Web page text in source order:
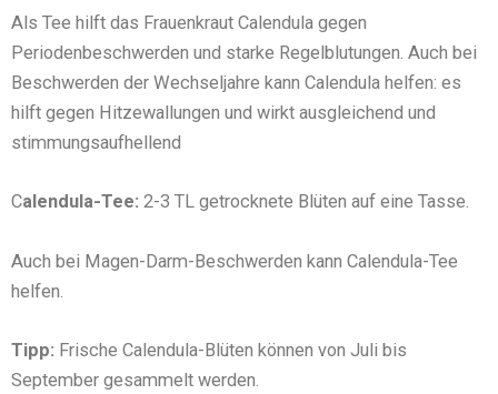
Als Tee hilft das Frauenkraut Calendula gegen
Periodenbeschwerden und starke Regelblutungen. Auch bei
Beschwerden der Wechseljahre kann Calendula helfen: es
hilft gegen Hitzewallungen und wirkt ausgleichend und
stimmungsaufhellend
Calendula-Tee: 2-3 TL getrocknete Blüten auf eine Tasse.
Auch bei Magen-Darm-Beschwerden kann Calendula-Tee
helfen.
Tipp: Frische Calendula-Blüten können von Juli bis
September gesammelt werden.